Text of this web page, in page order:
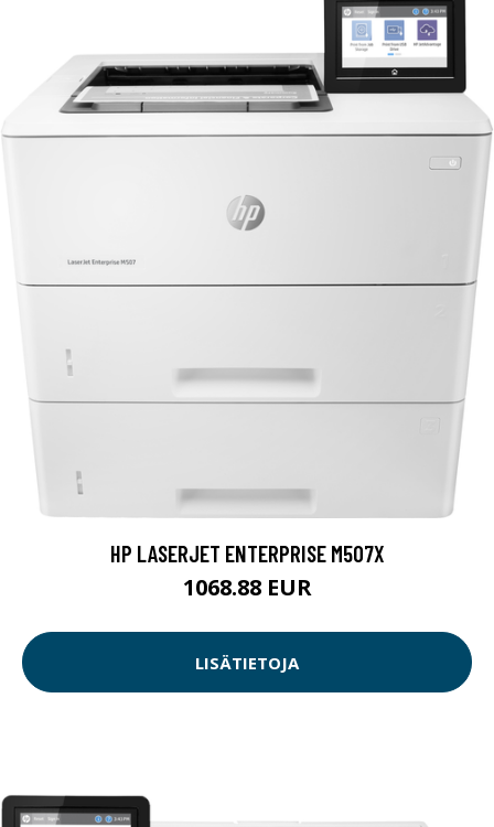
HP LASERJET ENTERPRISE M507X
1068.88 EUR
LISÄTIETOJA